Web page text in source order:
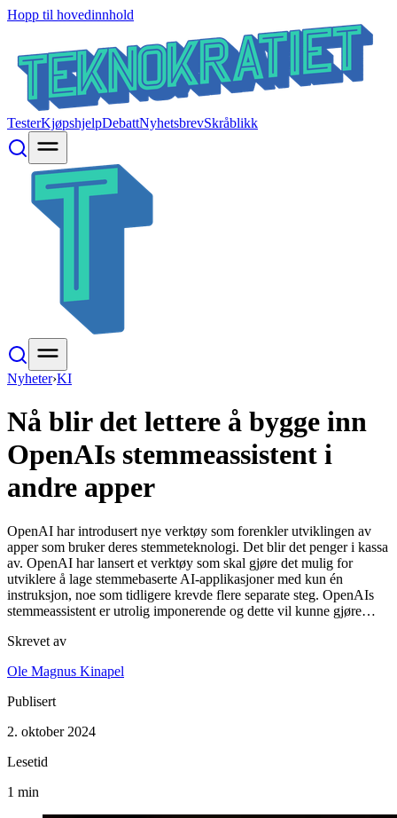
Hopp til hovedinnhold
TesterKjøpshjelpDebattNyhetsbrevSkråblikk
Nyheter›KI
Nå blir det lettere å bygge inn
OpenAIs stemmeassistent i
andre apper
OpenAI har introdusert nye verktøy som forenkler utviklingen av
apper som bruker deres stemmeteknologi. Det blir det penger i kassa
av. OpenAI har lansert et verktøy som skal gjøre det mulig for
utviklere å lage stemmebaserte AI-applikasjoner med kun én
instruksjon, noe som tidligere krevde flere separate steg. OpenAIs
stemmeassistent er utrolig imponerende og dette vil kunne gjøre…
Skrevet av
Ole Magnus Kinapel
Publisert
2. oktober 2024
Lesetid
1 min